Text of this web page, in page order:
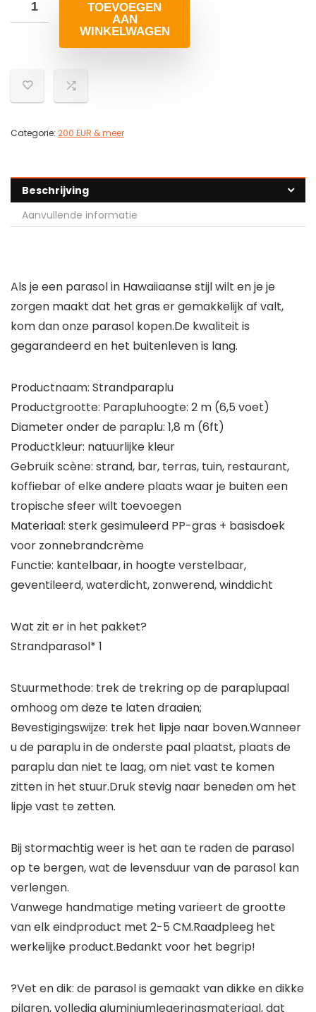
TOEVOEGEN
AAN
WINKELWAGEN
Categorie: 200 EUR & meer
Beschrijving
Aanvullende informatie
Als je een parasol in Hawaiiaanse stijl wilt en je je
zorgen maakt dat het gras er gemakkelijk af valt,
kom dan onze parasol kopen.De kwaliteit is
gegarandeerd en het buitenleven is lang.
Productnaam: Strandparaplu
Productgrootte: Parapluhoogte: 2 m (6,5 voet)
Diameter onder de paraplu: 1,8 m (6ft)
Productkleur: natuurlijke kleur
Gebruik scène: strand, bar, terras, tuin, restaurant,
koffiebar of elke andere plaats waar je buiten een
tropische sfeer wilt toevoegen
Materiaal: sterk gesimuleerd PP-gras + basisdoek
voor zonnebrandcrème
Functie: kantelbaar, in hoogte verstelbaar,
geventileerd, waterdicht, zonwerend, winddicht
Wat zit er in het pakket?
Strandparasol* 1
Stuurmethode: trek de trekring op de paraplupaal
omhoog om deze te laten draaien;
Bevestigingswijze: trek het lipje naar boven.Wanneer
u de paraplu in de onderste paal plaatst, plaats de
paraplu dan niet te laag, om niet vast te komen
zitten in het stuur.Druk stevig naar beneden om het
lipje vast te zetten.
Bij stormachtig weer is het aan te raden de parasol
op te bergen, wat de levensduur van de parasol kan
verlengen.
Vanwege handmatige meting varieert de grootte
van elk eindproduct met 2-5 CM.Raadpleeg het
werkelijke product.Bedankt voor het begrip!
?Vet en dik: de parasol is gemaakt van dikke en dikke
pilaren, volledig aluminiumlegeringsmateriaal, dat